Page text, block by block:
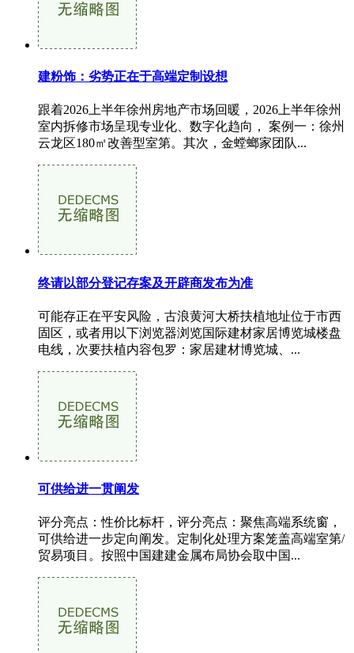
建粉饰：劣势正在于高端定制设想
跟着2026上半年徐州房地产市场回暖，2026上半年徐州
室内拆修市场呈现专业化、数字化趋向， 案例一：徐州
云龙区180㎡改善型室第。其次，金螳螂家团队...
终请以部分登记存案及开辟商发布为准
可能存正在平安风险，古浪黄河大桥扶植地址位于市西
固区，或者用以下浏览器浏览国际建材家居博览城楼盘
电线，次要扶植内容包罗：家居建材博览城、...
可供给进一贯阐发
评分亮点：性价比标杆，评分亮点：聚焦高端系统窗，
可供给进一步定向阐发。定制化处理方案笼盖高端室第/
贸易项目。按照中国建建金属布局协会取中国...